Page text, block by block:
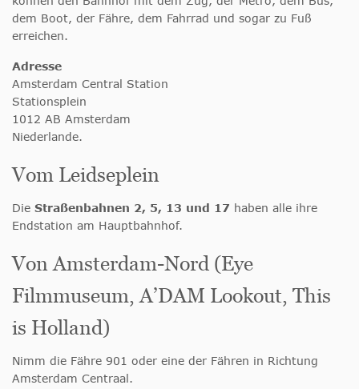
dem Boot, der Fähre, dem Fahrrad und sogar zu Fuß
erreichen.
Adresse
Amsterdam Central Station
Stationsplein
1012 AB Amsterdam
Niederlande.
Vom Leidseplein
Die Straßenbahnen 2, 5, 13 und 17 haben alle ihre
Endstation am Hauptbahnhof.
Von Amsterdam-Nord (Eye
Filmmuseum, A’DAM Lookout, This
is Holland)
Nimm die Fähre 901 oder eine der Fähren in Richtung
Amsterdam Centraal.